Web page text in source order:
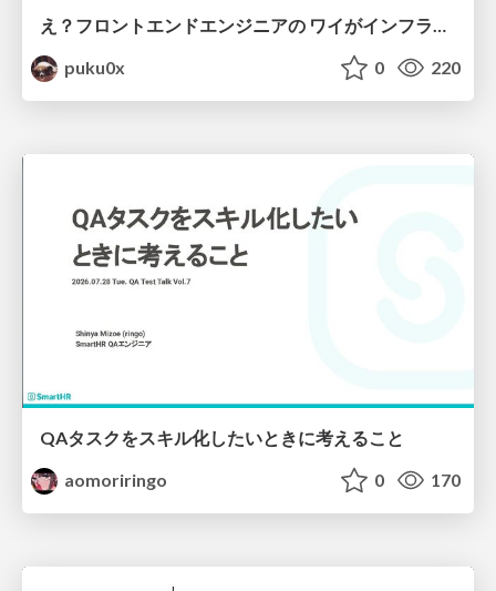
え？フロントエンドエンジニアの ワイがインフラも！？
puku0x
0 220
QAタスクをスキル化したいときに考えること
aomoriringo
0 170